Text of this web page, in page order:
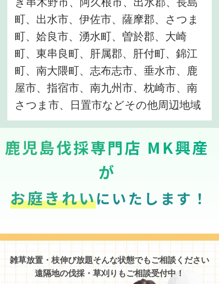
町、出水市、伊佐市、薩摩郡、さつま
町、姶良市、湧水町、曽於郡、大崎
町、東串良町、肝属郡、肝付町、錦江
町、南大隈町、志布志市、垂水市、鹿
屋市、指宿市、南九州市、枕崎市、南
さつま市、日置市などその他周辺地域
鹿児島伐採専門店 MK興産
が
お庭きれいにいたします！
雑草放置・枝伸び放題そんな状態でもご相談ください
遠隔地の伐採・草刈りもご相談受付中！